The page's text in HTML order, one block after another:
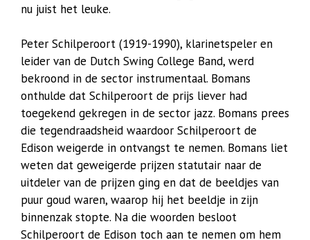
nu juist het leuke.
Peter Schilperoort (1919-1990), klarinetspeler en
leider van de Dutch Swing College Band, werd
bekroond in de sector instrumentaal. Bomans
onthulde dat Schilperoort de prijs liever had
toegekend gekregen in de sector jazz. Bomans prees
die tegendraadsheid waardoor Schilperoort de
Edison weigerde in ontvangst te nemen. Bomans liet
weten dat geweigerde prijzen statutair naar de
uitdeler van de prijzen ging en dat de beeldjes van
puur goud waren, waarop hij het beeldje in zijn
binnenzak stopte. Na die woorden besloot
Schilperoort de Edison toch aan te nemen om hem